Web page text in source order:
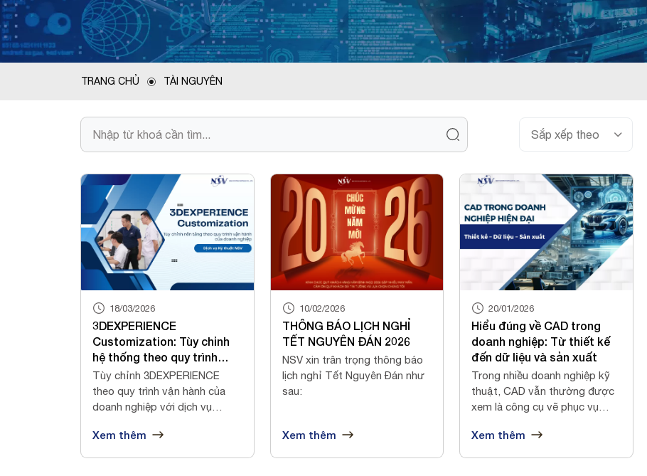
TRANG CHỦ TÀI NGUYÊN
18/03/2026
3DEXPERIENCE
Customization: Tùy chỉnh
hệ thống theo quy trình
doanh nghiệp
Tùy chỉnh 3DEXPERIENCE
theo quy trình vận hành của
doanh nghiệp với dịch vụ
Xem thêm
10/02/2026
THÔNG BÁO LỊCH NGHỈ
TẾT NGUYÊN ĐÁN 2026
NSV xin trân trọng thông báo
lịch nghỉ Tết Nguyên Đán như
sau:
Xem thêm
20/01/2026
Hiểu đúng về CAD trong
doanh nghiệp: Từ thiết kế
đến dữ liệu và sản xuất
Trong nhiều doanh nghiệp kỹ
thuật, CAD vẫn thường được
xem là công cụ vẽ phục vụ
Xem thêm